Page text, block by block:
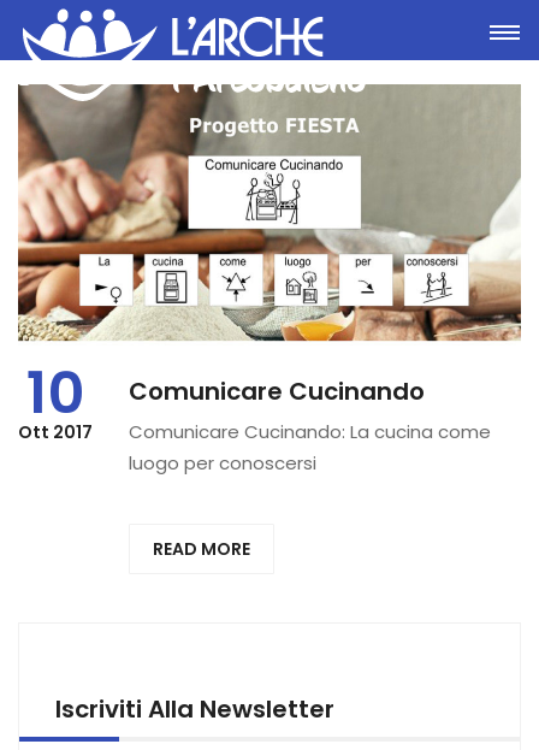
10
Ott 2017
Comunicare Cucinando
Comunicare Cucinando: La cucina come
luogo per conoscersi
READ MORE
Iscriviti Alla Newsletter